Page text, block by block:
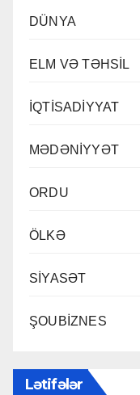
DÜNYA
ELM VƏ TƏHSİL
İQTİSADİYYAT
MƏDƏNİYYƏT
ORDU
ÖLKƏ
SİYASƏT
ŞOUBİZNES
Lətifələr